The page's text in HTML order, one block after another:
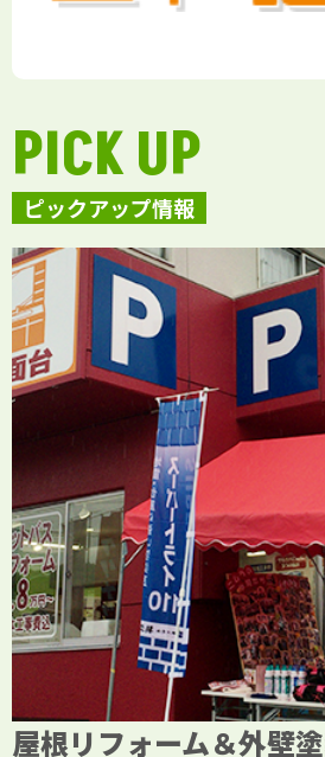
ピックアップ情報
PICK UP
屋根リフォーム＆外壁